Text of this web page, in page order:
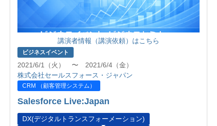
講演者情報（講演依頼）はこちら
ビジネスイベント
2021/6/1（火） 〜 2021/6/4（金）
株式会社セールスフォース・ジャパン
CRM （顧客管理システム）
Salesforce Live:Japan
DX(デジタルトランスフォーメーション)